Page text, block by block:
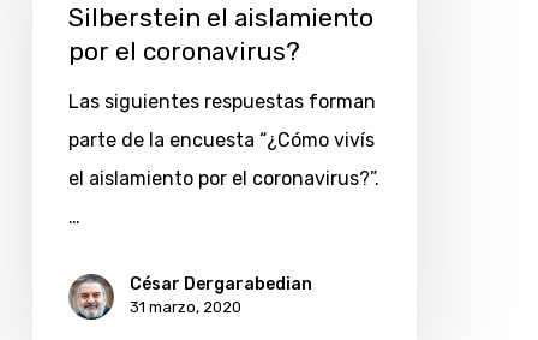
Silberstein
aislamiento
Silberstein el aislamiento
por el coronavirus?
Las siguientes respuestas forman
parte de la encuesta “¿Cómo vivís
el aislamiento por el coronavirus?”.
…
César Dergarabedian
31 marzo, 2020